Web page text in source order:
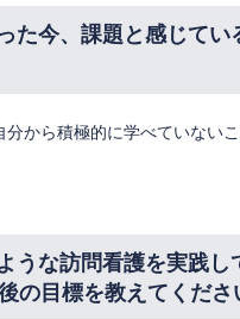
た今、課題と感じてい
から積極的に学べていないこ
うな訪問看護を実践し
の目標を教えてくださ